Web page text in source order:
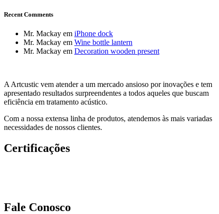
Recent Comments
Mr. Mackay em iPhone dock
Mr. Mackay em Wine bottle lantern
Mr. Mackay em Decoration wooden present
A Artcustic vem atender a um mercado ansioso por inovações e tem
apresentado resultados surpreendentes a todos aqueles que buscam
eficiência em tratamento acústico.
Com a nossa extensa linha de produtos, atendemos às mais variadas
necessidades de nossos clientes.
Certificações
Fale Conosco